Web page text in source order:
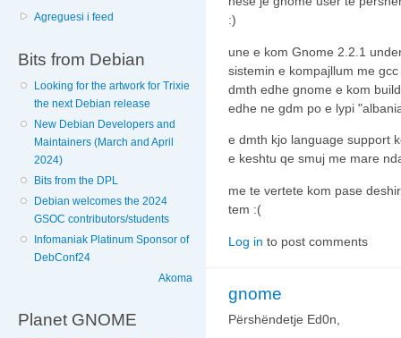
Agreguesi i feed
Bits from Debian
Looking for the artwork for Trixie
the next Debian release
New Debian Developers and
Maintainers (March and April
2024)
Bits from the DPL
Debian welcomes the 2024
GSOC contributors/students
Infomaniak Platinum Sponsor of
DebConf24
Akoma
Planet GNOME
:)
une e kom Gnome 2.2.1
sistemin e kompajllum me
dmth edhe gnome e kom
edhe ne gdm po e lypi
e dmth kjo language support
e keshtu qe smuj me mare
me te vertete kom pase
tem :(
Log in to post comments
gnome
Përshëndetje Ed0n,